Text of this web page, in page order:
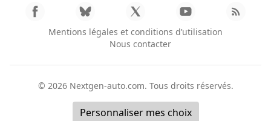
Mentions légales et conditions d’utilisation
Nous contacter
© 2026 Nextgen-auto.com. Tous droits réservés.
Personnaliser mes choix